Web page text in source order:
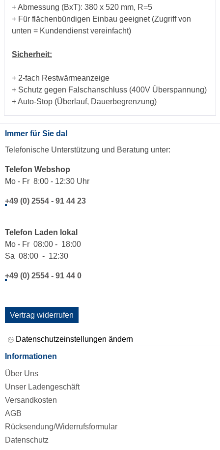
+ Abmessung (BxT): 380 x 520 mm, R=5
+ Für flächenbündigen Einbau geeignet (Zugriff von
unten = Kundendienst vereinfacht)
Sicherheit:
+ 2-fach Restwärmeanzeige
+ Schutz gegen Falschanschluss (400V Überspannung)
+ Auto-Stop (Überlauf, Dauerbegrenzung)
Immer für Sie da!
Telefonische Unterstützung und Beratung unter:
Telefon Webshop
Mo - Fr 8:00 - 12:30 Uhr
+49 (0) 2554 - 91 44 23
Telefon Laden lokal
Mo - Fr 08:00 - 18:00
Sa 08:00 - 12:30
+49 (0) 2554 - 91 44 0
Vertrag widerrufen
Datenschutzeinstellungen ändern
Informationen
Über Uns
Unser Ladengeschäft
Versandkosten
AGB
Rücksendung/Widerrufsformular
Datenschutz